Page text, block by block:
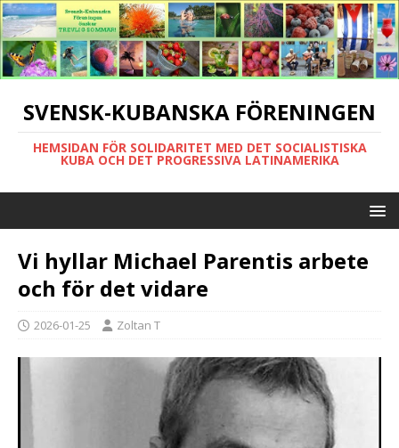
SVENSK-KUBANSKA FÖRENINGEN
HEMSIDAN FÖR SOLIDARITET MED DET SOCIALISTISKA
KUBA OCH DET PROGRESSIVA LATINAMERIKA
Vi hyllar Michael Parentis arbete
och för det vidare
2026-01-25 Zoltan T